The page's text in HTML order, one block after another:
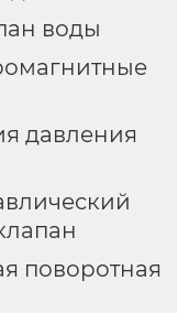
воды
давления
поворотная